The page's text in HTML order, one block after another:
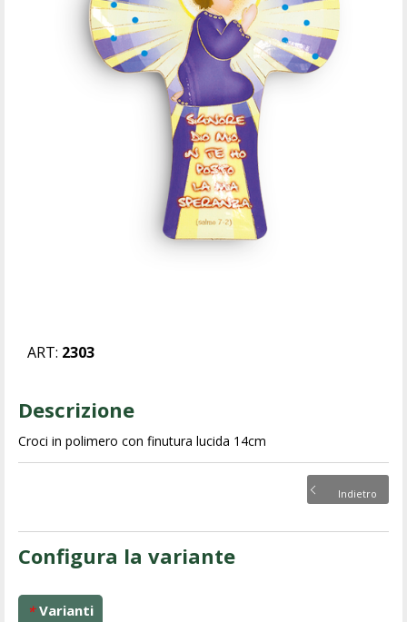
ART: 2303
Descrizione
Croci in polimero con finutura lucida 14cm
Indietro
Configura la variante
* Varianti